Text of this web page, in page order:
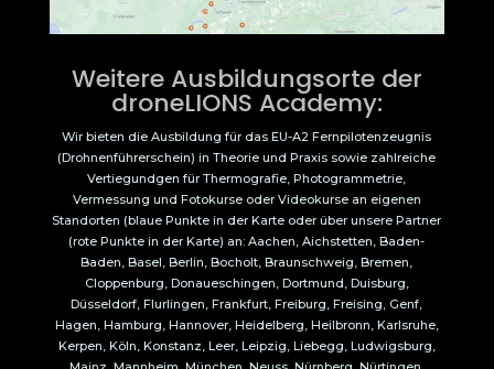
Weitere Ausbildungsorte der
droneLIONS Academy:
Wir bieten die Ausbildung für das EU-A2 Fernpilotenzeugnis
(Drohnenführerschein) in Theorie und Praxis sowie zahlreiche
Vertiegundgen für Thermografie, Photogrammetrie,
Vermessung und Fotokurse oder Videokurse an eigenen
Standorten (blaue Punkte in der Karte oder über unsere Partner
(rote Punkte in der Karte) an: Aachen, Aichstetten, Baden-
Baden, Basel, Berlin, Bocholt, Braunschweig, Bremen,
Cloppenburg, Donaueschingen, Dortmund, Duisburg,
Düsseldorf, Flurlingen, Frankfurt, Freiburg, Freising, Genf,
Hagen, Hamburg, Hannover, Heidelberg, Heilbronn, Karlsruhe,
Kerpen, Köln, Konstanz, Leer, Leipzig, Liebegg, Ludwigsburg,